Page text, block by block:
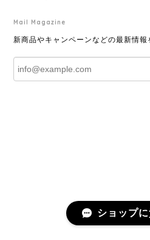
2025/06/28
とても綺麗なお品でした✨ あ
Mail Magazine
新商品やキャンペーンなどの最新情報
ショップ